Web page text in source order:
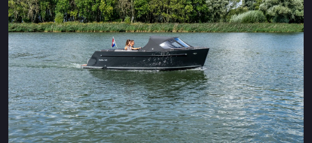
Maxima 620 MC Elettrico
Maxima 630 Elettrico
Maxima 720 retro Elettrico
Maxima 820 retro elettrica
Maxima 650 Flying Lounge Electric